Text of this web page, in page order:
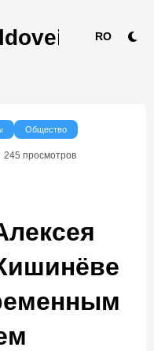
RO
Общество
245 просмотров